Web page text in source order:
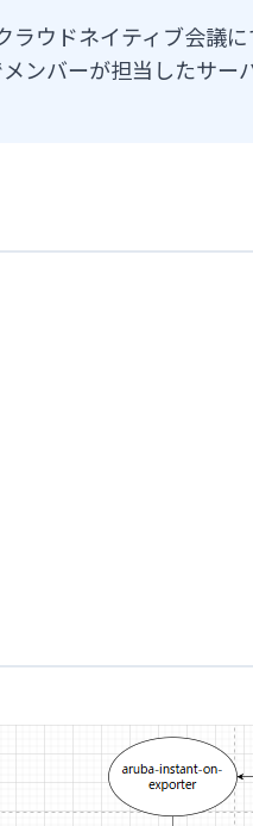
ウドネイティブ会議
ンバーが担当したサー